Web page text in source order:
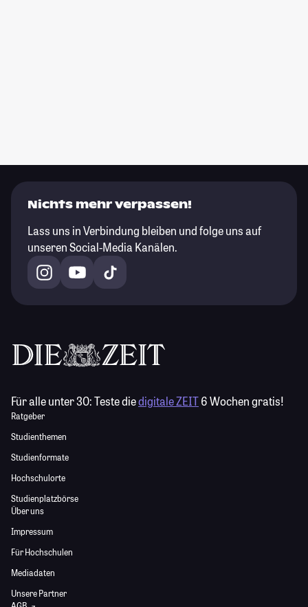
Nichts mehr verpassen!
Lass uns in Verbindung bleiben und folge uns auf
unseren Social-Media Kanälen.
Für alle unter 30:Teste diedigitale ZEIT6 Wochen gratis!
Ratgeber
Studienthemen
Studienformate
Hochschulorte
Studienplatzbörse
Über uns
Impressum
Für Hochschulen
Mediadaten
Unsere Partner